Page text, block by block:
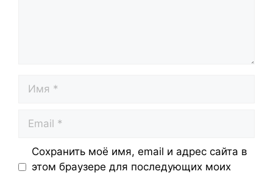
Сохранить моё имя, email и адрес сайта в
этом браузере для последующих моих